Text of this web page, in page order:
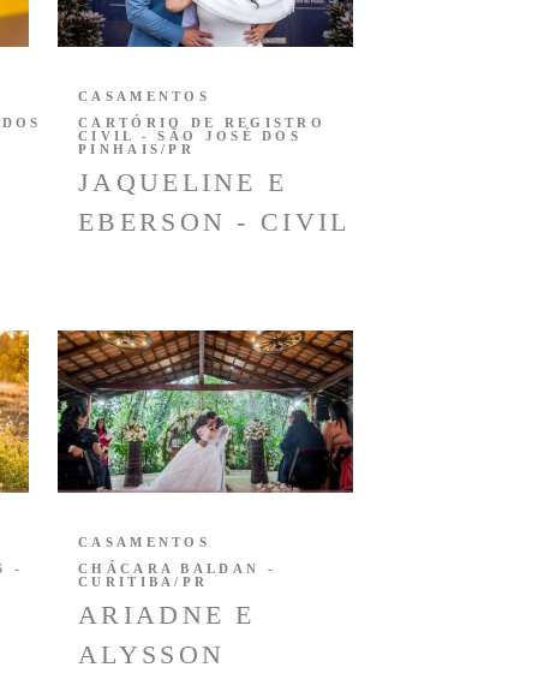
JAQUELINE E
EBERSON - CIVIL
CASAMENTOS
CARTÓRIO DE REGISTRO
CIVIL - SÃO JOSÉ DOS
PINHAIS/PR
-
ARIADNE E
ALYSSON
CASAMENTOS
CHÁCARA BALDAN -
CURITIBA/PR